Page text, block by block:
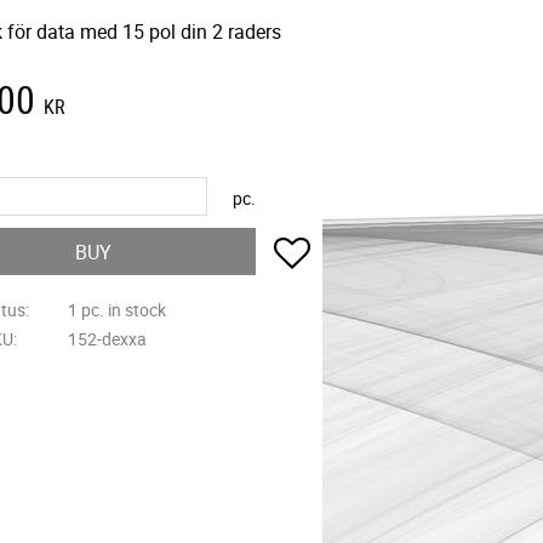
data med 15 pol din 2 raders
KR
pc.
BUY Add to favorites
1 pc. in stock
152-dexxa